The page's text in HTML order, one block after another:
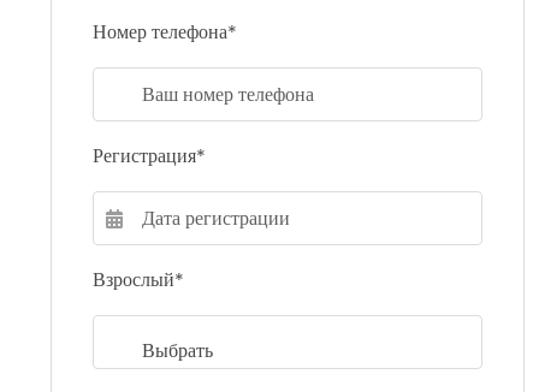
Номер телефона*
Регистрация*
Взрослый*